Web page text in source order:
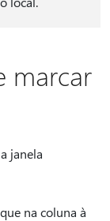
marcar
janela
na coluna à